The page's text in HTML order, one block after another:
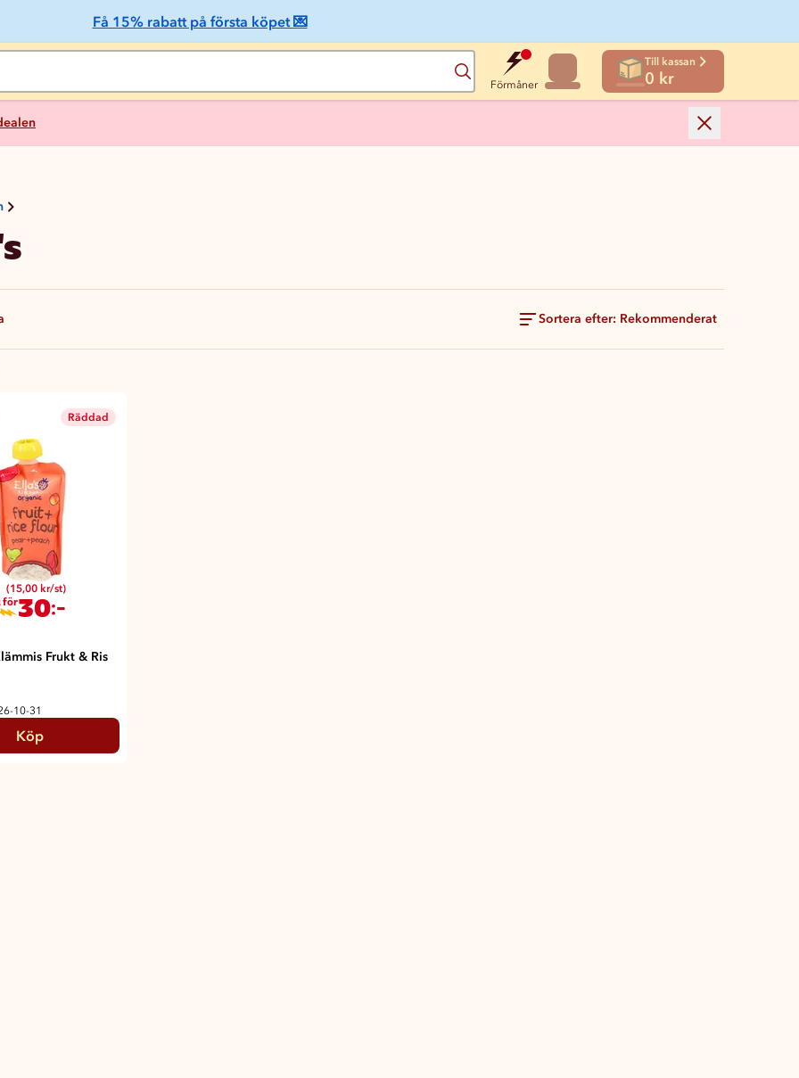
Få 15% rabatt på första köpet 💌
Sök
Förmåner
Till kassan
0 kr
Sortera efter: Rekommenderat
Räddad
(15,00 kr/st)
för30:-
Frukt & Ris
10-31
Köp